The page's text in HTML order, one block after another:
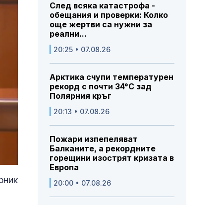
След всяка катастрофа -
обещания и проверки: Колко
още жертви са нужни за
реални...
20:25 • 07.08.26
Арктика счупи температурен
рекорд с почти 34°C зад
Полярния кръг
20:13 • 07.08.26
Пожари изпепеляват
Балканите, а рекордните
горещини изострят кризата в
Европа
20:00 • 07.08.26